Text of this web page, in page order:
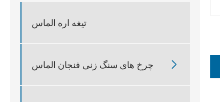
تیغه اره الماس
چرخ های سنگ زنی فنجان الماس 